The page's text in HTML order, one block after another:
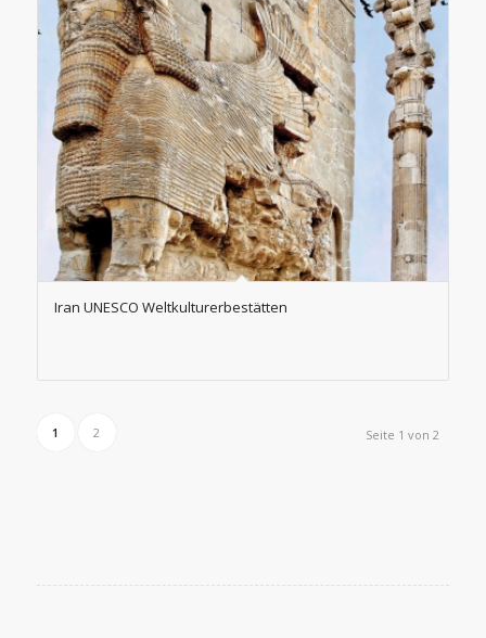
Iran UNESCO Weltkulturerbestätten
Seite 1 von 2
1 2